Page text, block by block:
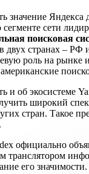
значение Яндекса
сегменте сети
поисковая
двух странах –
роль на рынке
и об экосистеме
широкий
стран. Такое
официально
транслятором
его значимости.